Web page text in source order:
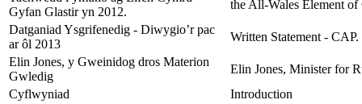
Gyfan Glastir yn 2012.
the All-Wales Element
Datganiad Ysgrifenedig - Diwygio’r pac
ar ôl 2013
Written Statement -
Elin Jones, y Gweinidog dros Materion
Gwledig
Elin Jones, Minister for
Cyflwyniad
Introduction